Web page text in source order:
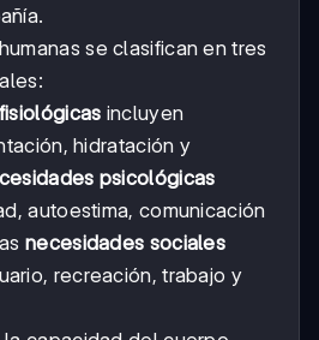
se clasifican en tres
incluyen
hidratación y
psicológicas
autoestima, comunicación
necesidades sociales
recreación, trabajo y